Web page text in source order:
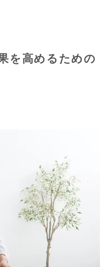
を高めるための